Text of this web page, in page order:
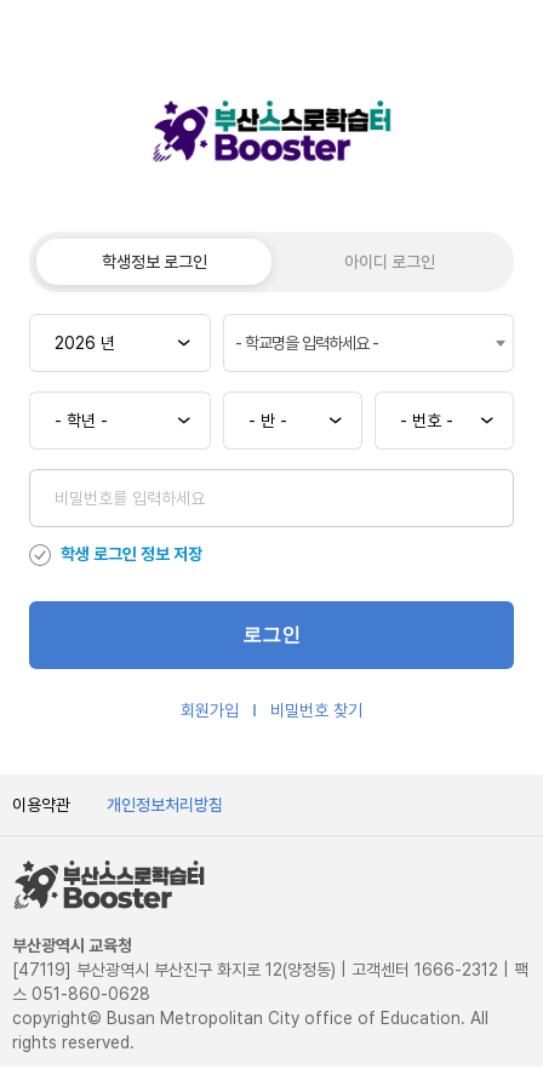
학생정보 로그인 아이디 로그인
- 학교명을 입력하세요 -
학생 로그인 정보 저장
회원가입 비밀번호 찾기
이용약관 개인정보처리방침
부산광역시 교육청
[47119] 부산광역시 부산진구 화지로 12(양정동) | 고객센터 1666-2312 | 팩
스 051-860-0628
copyright© Busan Metropolitan City office of Education. All
rights reserved.